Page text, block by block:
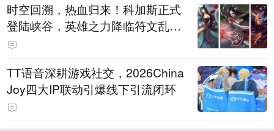
时空回溯，热血归来！科加斯正式
登陆峡谷，英雄之力降临符文乱
斗！
TT语音深耕游戏社交，2026China
Joy四大IP联动引爆线下引流闭环